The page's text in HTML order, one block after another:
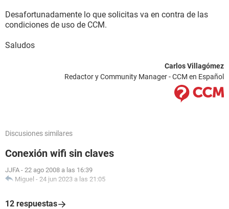
Desafortunadamente lo que solicitas va en contra de las
condiciones de uso de CCM.
Saludos
Carlos Villagómez
Redactor y Community Manager - CCM en Español
Discusiones similares
Conexión wifi sin claves
JJFA - 22 ago 2008 a las 16:39
Miguel - 24 jun 2023 a las 21:05
12 respuestas